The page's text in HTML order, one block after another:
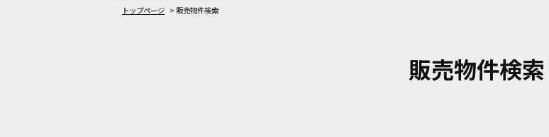
トップページ > 販売物件検索
販売物件検索